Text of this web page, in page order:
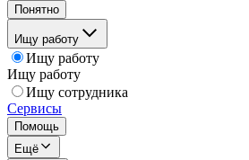
Понятно
Ищу работу
Ищу работу
Ищу работу
Ищу сотрудника
Сервисы
Помощь
Ещё